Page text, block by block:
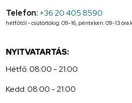
Telefon: +36 20 405 8590
hétfőtől - csütörtökig: 09-16, pénteken: 09-13 óra
NYITVATARTÁS:
Hétfő: 08:00 - 21:00
Kedd: 08:00 - 21:00